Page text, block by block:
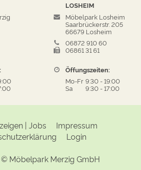
LOSHEIM
Möbelpark Losheim
Saarbrückerstr. 205
66679 Losheim
06872 910 60
06861 31 61
Öffungszeiten:
Mo-Fr 9:30-19:00
Sa
9:30-17:00
| Jobs
Impressum
Login
© Möbelpark Merzig GmbH